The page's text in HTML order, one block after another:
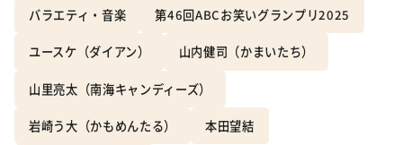
バラエティ・音楽 第46回ABCお笑いグランプリ2025
ユースケ（ダイアン） 山内健司（かまいたち）
山里亮太（南海キャンディーズ）
岩崎う大（かもめんたる） 本田望結